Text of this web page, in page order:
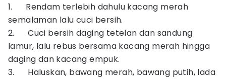
1. Rendam terlebih dahulu kacang merah
semalaman lalu cuci bersih.
2. Cuci bersih daging tetelan dan sandung
lamur, lalu rebus bersama kacang merah hingga
daging dan kacang empuk.
3. Haluskan, bawang merah, bawang putih, lada